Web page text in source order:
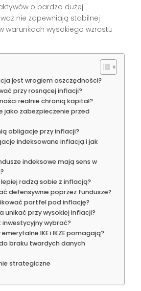
o bardzo dużej
nie zapewniają stabilnej
warunkach wysokiego wzrostu
jest wrogiem oszczędności?
przy rosnącej inflacji?
realnie chronią kapitał?
jako zabezpieczenie przed
obligacje przy inflacji?
indeksowane inflacją i jak
indeksowe mają sens w
radzą sobie z inflacją?
defensywnie poprzez fundusze?
portfel pod inflację?
unikać przy wysokiej inflacji?
wybrać?
IKE i IKZE pomagają?
braku twardych danych
strategiczne